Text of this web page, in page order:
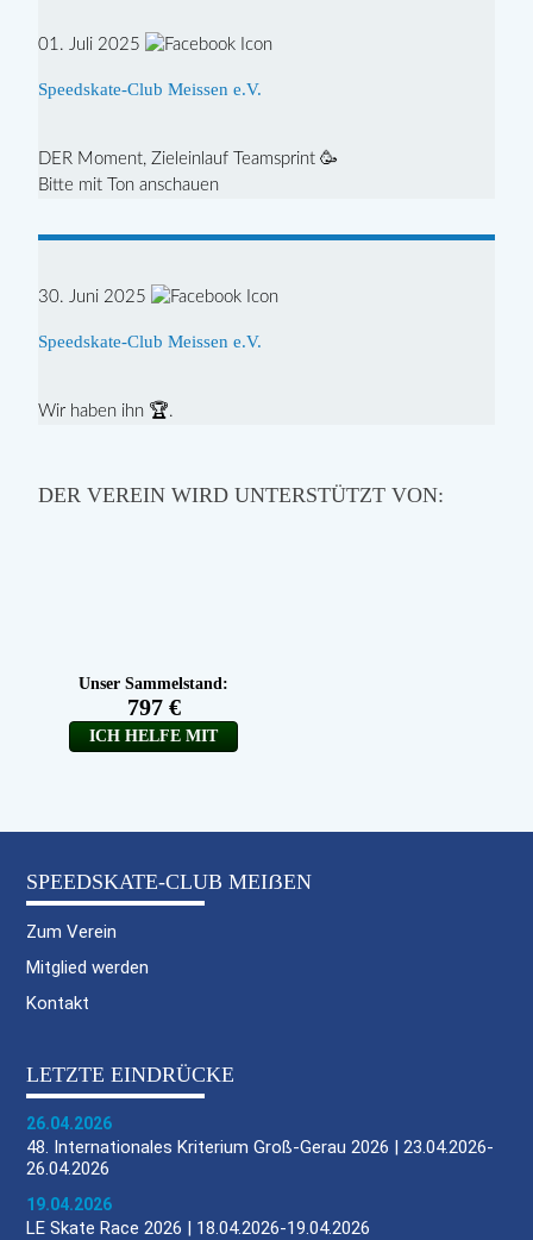
01. Juli 2025
Speedskate-Club Meissen e.V.
DER Moment, Zieleinlauf Teamsprint 🥳
Bitte mit Ton anschauen
30. Juni 2025
Speedskate-Club Meissen e.V.
Wir haben ihn 🏆.
DER VEREIN WIRD UNTERSTÜTZT VON:
SPEEDSKATE-CLUB MEIẞEN
Zum Verein
Mitglied werden
Kontakt
LETZTE EINDRÜCKE
26.04.2026
48. Internationales Kriterium Groß-Gerau 2026 | 23.04.2026-
26.04.2026
19.04.2026
LE Skate Race 2026 | 18.04.2026-19.04.2026